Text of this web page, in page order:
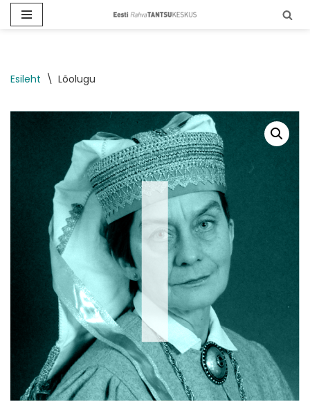
content
Esileht \ Lõolugu